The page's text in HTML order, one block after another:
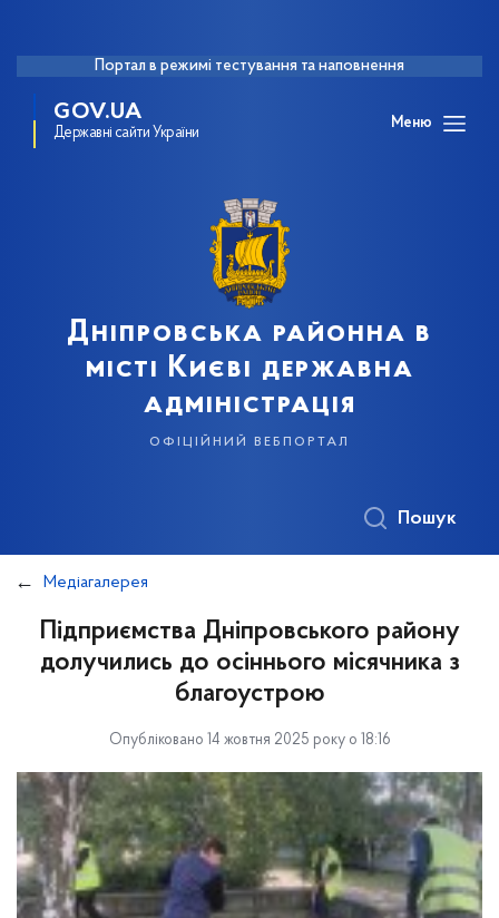
Портал в режимі тестування та наповнення
GOV.UA
Державні сайти України
Меню
Дніпровська районна в
місті Києві державна
адміністрація
офіційний вебпортал
Пошук
Медіагалерея
Підприємства Дніпровського району
долучились до осіннього місячника з
благоустрою
Опубліковано 14 жовтня 2025 року о 18:16